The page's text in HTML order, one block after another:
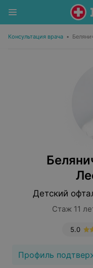
Консультация врача •
Детский
Стаж 11
5.0
Профиль